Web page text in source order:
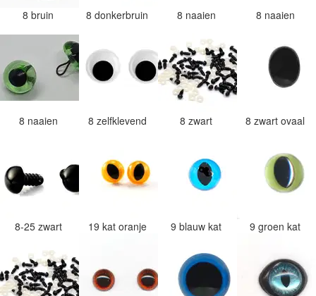
8 bruin 8 donkerbruin 8 naaien 8 naaien
8 naaien 8 zelfklevend 8 zwart 8 zwart ovaal
8-25 zwart 19 kat oranje 9 blauw kat 9 groen kat